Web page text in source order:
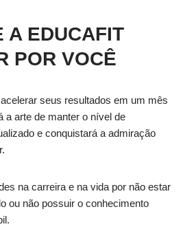
A EDUCAFIT
POR VOCÊ
seus resultados em um mês
a arte de manter o nível de
e conquistará a admiração
na carreira e na vida por não estar
ou não possuir o conhecimento